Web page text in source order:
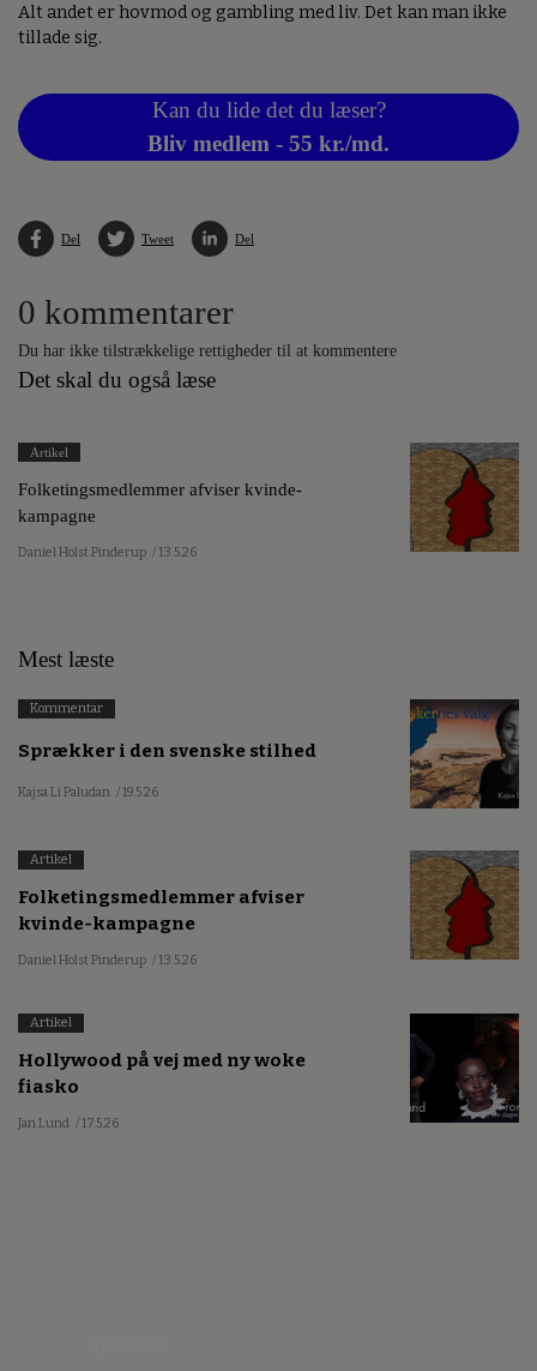
Alt andet er hovmod og gambling med liv. Det kan man ikke
tillade sig.
Kan du lide det du læser?
Bliv medlem - 55 kr./md.
Del Tweet Del
0 kommentarer
Du har ikke tilstrækkelige rettigheder til at kommentere
Det skal du også læse
Artikel
Folketingsmedlemmer afviser kvinde-
kampagne
Daniel Holst Pinderup / 13.5.26
Mest læste
Kommentar
Sprækker i den svenske stilhed
Kajsa Li Paludan / 19.5.26
Artikel
Folketingsmedlemmer afviser
kvinde-kampagne
Daniel Holst Pinderup / 13.5.26
Artikel
Hollywood på vej med ny woke
fiasko
Jan Lund / 17.5.26